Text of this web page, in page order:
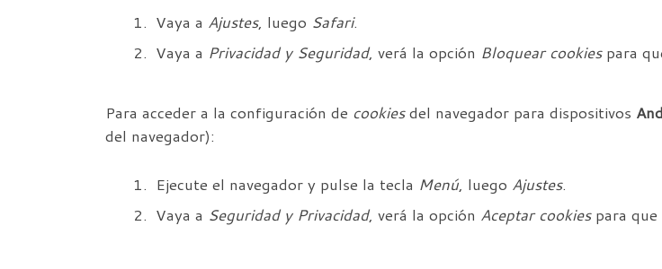
Vaya a Ajustes, luego Safari.
Vaya a Privacidad y Seguridad, verá la opción Bloquear cookiespara
Para acceder a la configuración de cookiesdel navegador para dispositivos
del navegador):
Ejecute el navegador y pulse la tecla Menú, luego Ajustes.
Vaya a Seguridad y Privacidad, verá la opción Aceptar cookiespara que